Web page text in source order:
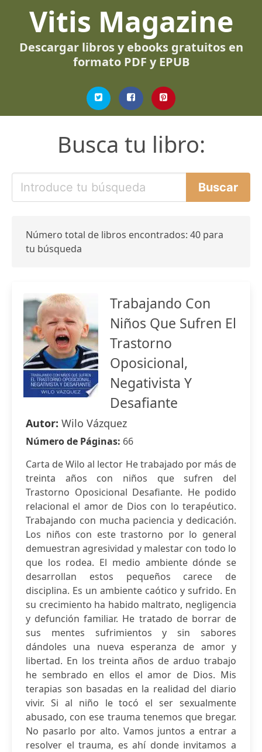
Vitis Magazine
Descargar libros y ebooks gratuitos en
formato PDF y EPUB
Busca tu libro:
Número total de libros encontrados: 40 para
tu búsqueda
Trabajando Con
Niños Que Sufren El
Trastorno
Oposicional,
Negativista Y
Desafiante
Autor: Wilo Vázquez
Número de Páginas: 66
Carta de Wilo al lector He trabajado por más de
treinta años con niños que sufren del
Trastorno Oposicional Desafiante. He podido
relacional el amor de Dios con lo terapéutico.
Trabajando con mucha paciencia y dedicación.
Los niños con este trastorno por lo general
demuestran agresividad y malestar con todo lo
que los rodea. El medio ambiente dónde se
desarrollan estos pequeños carece de
disciplina. Es un ambiente caótico y sufrido. En
su crecimiento ha habido maltrato, negligencia
y defunción familiar. He tratado de borrar de
sus mentes sufrimientos y sin sabores
dándoles una nueva esperanza de amor y
libertad. En los treinta años de arduo trabajo
he sembrado en ellos el amor de Dios. Mis
terapias son basadas en la realidad del diario
vivir. Si al niño le tocó el ser sexualmente
abusado, con ese trauma tenemos que bregar.
No pasarlo por alto. Vamos juntos a entrar a
resolver el trauma, es ahí donde invitamos a